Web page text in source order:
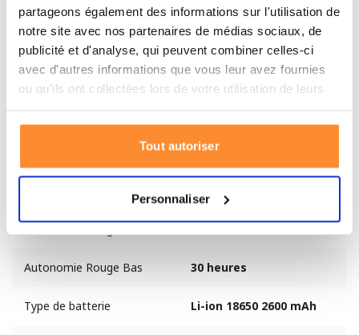
partageons également des informations sur l'utilisation de
notre site avec nos partenaires de médias sociaux, de
publicité et d'analyse, qui peuvent combiner celles-ci
avec d'autres informations que vous leur avez fournies
ou qu'ils ont collectées lors de votre utilisation de leurs
Tout autoriser
Personnaliser
Puissance lumineuse 1000 lumens
Portée 21 mètres
6 heures
Autonomie Rouge Bas 30 heures
Type de batterie Li-ion 18650 2600 mAh